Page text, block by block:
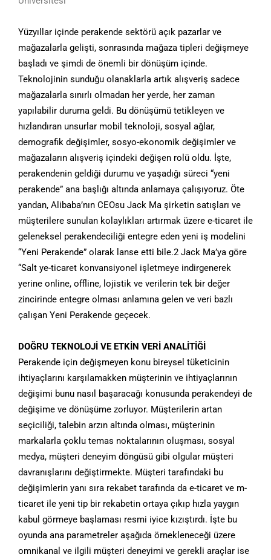
Yüzyıllar içinde perakende sektörü açık pazarlar ve
mağazalarla gelişti, sonrasında mağaza tipleri değişmeye
başladı ve şimdi de önemli bir dönüşüm içinde.
Teknolojinin sunduğu olanaklarla artık alışveriş sadece
mağazalarla sınırlı olmadan her yerde, her zaman
yapılabilir duruma geldi. Bu dönüşümü tetikleyen ve
hızlandıran unsurlar mobil teknoloji, sosyal ağlar,
demografik değişimler, sosyo-ekonomik değişimler ve
mağazaların alışveriş içindeki değişen rolü oldu. İşte,
perakendenin geldiği durumu ve yaşadığı süreci “yeni
perakende” ana başlığı altında anlamaya çalışıyoruz. Öte
yandan, Alibaba’nın CEOsu Jack Ma şirketin satışları ve
müşterilere sunulan kolaylıkları artırmak üzere e-ticaret ile
geleneksel perakendeciliği entegre eden yeni iş modelini
“Yeni Perakende” olarak lanse etti bile.2 Jack Ma’ya göre
“Salt ye-ticaret konvansiyonel işletmeye indirgenerek
yerine online, offline, lojistik ve verilerin tek bir değer
zincirinde entegre olması anlamına gelen ve veri bazlı
çalışan Yeni Perakende geçecek.
DOĞRU TEKNOLOJİ VE ETKİN VERİ ANALİTİĞİ
Perakende için değişmeyen konu bireysel tüketicinin
ihtiyaçlarını karşılamakken müşterinin ve ihtiyaçlarının
değişimi bunu nasıl başaracağı konusunda perakendeyi de
değişime ve dönüşüme zorluyor. Müşterilerin artan
seçiciliği, talebin arzın altında olması, müşterinin
markalarla çoklu temas noktalarının oluşması, sosyal
medya, müşteri deneyim döngüsü gibi olgular müşteri
davranışlarını değiştirmekte. Müşteri tarafındaki bu
değişimlerin yanı sıra rekabet tarafında da e-ticaret ve m-
ticaret ile yeni tip bir rekabetin ortaya çıkıp hızla yaygın
kabul görmeye başlaması resmi iyice kızıştırdı. İşte bu
oyunda ana parametreler aşağıda örnekleneceği üzere
omnikanal ve ilgili müşteri deneyimi ve gerekli araçlar ise